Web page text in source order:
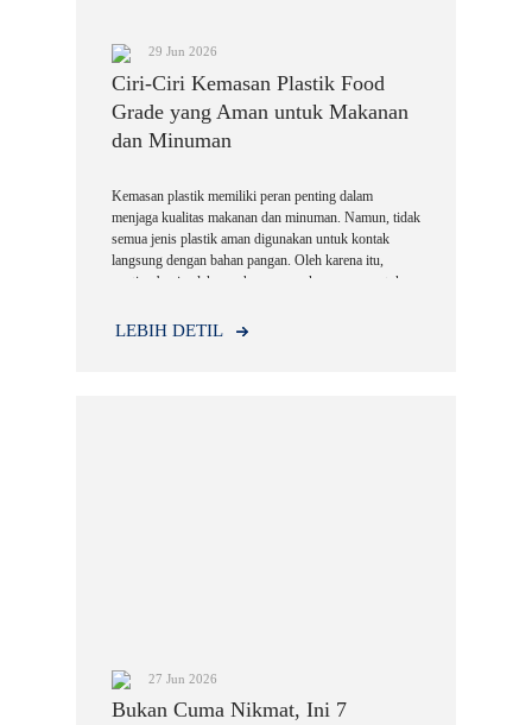
29 Jun 2026
Ciri-Ciri Kemasan Plastik Food
Grade yang Aman untuk Makanan
dan Minuman
Kemasan plastik memiliki peran penting dalam
menjaga kualitas makanan dan minuman. Namun, tidak
semua jenis plastik aman digunakan untuk kontak
langsung dengan bahan pangan. Oleh karena itu,
penting bagi pelaku usaha maupun konsumen untuk
sebelum memilih produk.
LEBIH DETIL
27 Jun 2026
Bukan Cuma Nikmat, Ini 7